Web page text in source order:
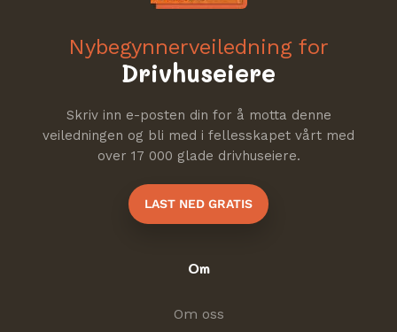
Nybegynnerveiledning for
Drivhuseiere
Skriv inn e-posten din for å motta denne
veiledningen og bli med i fellesskapet vårt med
over 17 000 glade drivhuseiere.
LAST NED GRATIS
Om
Om oss